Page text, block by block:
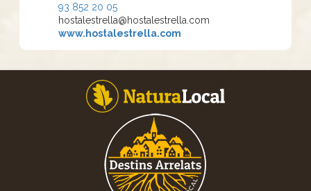
93 852 20 05
hostalestrella@hostalestrella.com
www.hostalestrella.com